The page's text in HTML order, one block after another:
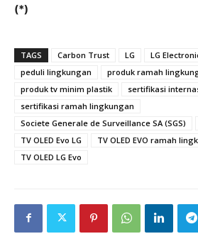
(*)
TAGS Carbon Trust LG
LG
peduli lingkungan
produk ramah
produk tv minim plastik
sertifikasi
sertifikasi ramah lingkungan
Societe Generale de Surveillance SA (SGS)
TV OLED Evo LG
TV OLED EVO ramah
TV OLED LG Evo